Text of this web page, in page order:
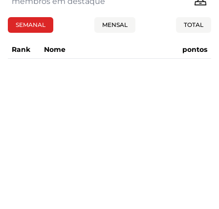
SEMANAL MENSAL TOTAL
Rank Nome pontos